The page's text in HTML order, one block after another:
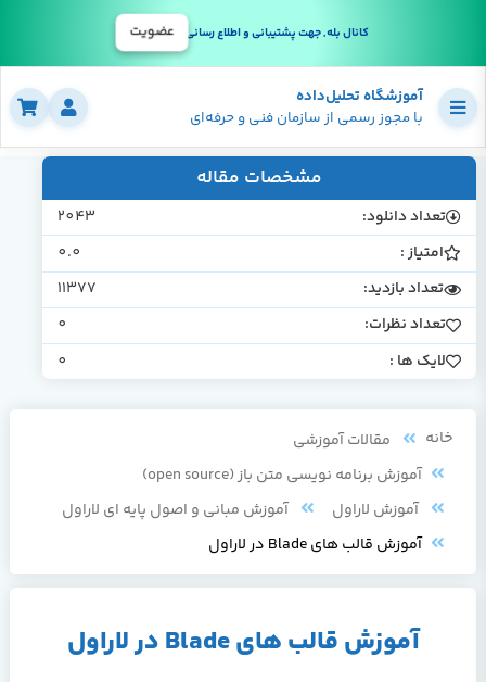
کانال بله, جهت پشتیبانی و اطلاع رسانی عضویت
آموزشگاه تحلیل‌داده
با مجوز رسمی از سازمان فنی و حرفه‌ای
مشخصات مقاله
تعداد دانلود:
2043
امتیاز :
0.0
تعداد بازدید:
11377
تعداد نظرات:
0
لایک ها :
0
خانه
مقالات آموزشی
آموزش برنامه نویسی متن باز (open source)
آموزش لاراول
آموزش مبانی و اصول پایه ای لاراول
آموزش قالب های Blade در لاراول
آموزش قالب های Blade در لاراول